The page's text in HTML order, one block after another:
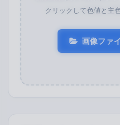
クリックして色値と主
画像ファ